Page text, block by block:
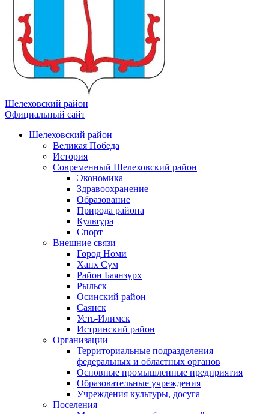
Шелеховский район
Официальный сайт
Шелеховский район
Великая Победа
История
Современный Шелеховский район
Экономика
Здравоохранение
Образование
Природа района
Культура
Спорт
Внешние связи
Город Номи
Ханх Сум
Район Баянзурх
Рыльск
Осинский район
Саянск
Усть-Илимск
Истринский район
Организации
Территориальные подразделения
федеральных и областных органов
Основные промышленные предприятия
Образовательные учреждения
Учреждения культуры, досуга
Поселения